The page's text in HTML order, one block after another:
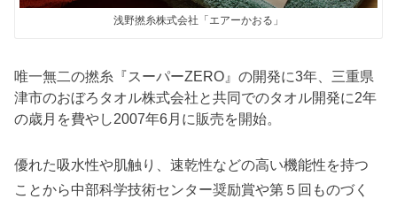
浅野撚糸株式会社「エアーかおる」
唯一無二の撚糸『スーパーZERO』の開発に3年、三重県
津市のおぼろタオル株式会社と共同でのタオル開発に2年
の歳月を費やし2007年6月に販売を開始。
優れた吸水性や肌触り、速乾性などの高い機能性を持つ
ことから中部科学技術センター奨励賞や第５回ものづく